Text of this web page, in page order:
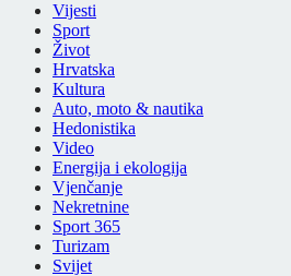
Vijesti
Sport
Život
Hrvatska
Kultura
Auto, moto & nautika
Hedonistika
Video
Energija i ekologija
Vjenčanje
Nekretnine
Sport 365
Turizam
Svijet